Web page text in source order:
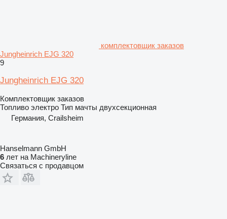
комплектовщик заказов
Jungheinrich EJG 320
9
Jungheinrich EJG 320
Комплектовщик заказов
Топливо электро Тип мачты двухсекционная
Германия, Crailsheim
Hanselmann GmbH
6 лет на Machineryline
Связаться с продавцом